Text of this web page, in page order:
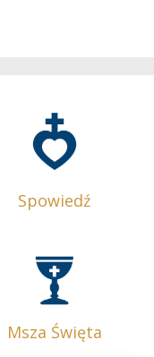
Spowiedź
Msza Święta